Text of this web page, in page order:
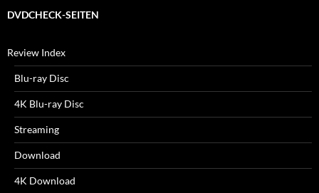
DVDCHECK-SEITEN
Review Index
Blu-ray Disc
4K Blu-ray Disc
Streaming
Download
4K Download